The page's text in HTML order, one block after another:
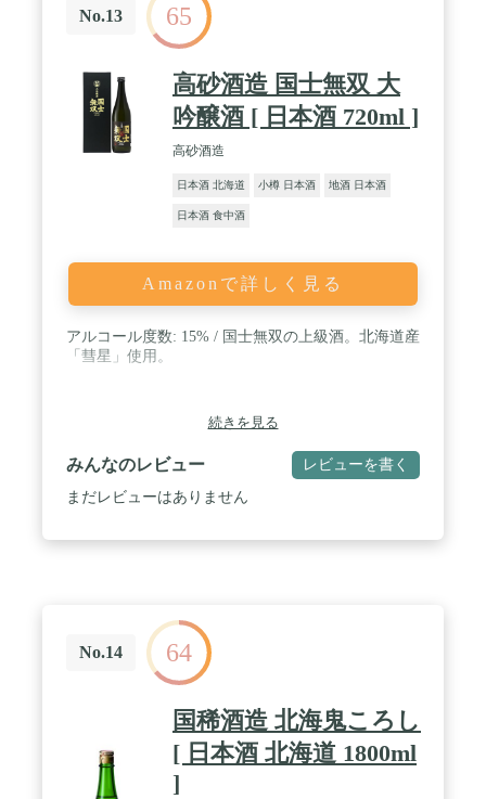
No.13 65
高砂酒造 国士無双 大
吟醸酒 [ 日本酒 720ml ]
高砂酒造
日本酒 北海道 小樽 日本酒 地酒 日本酒
日本酒 食中酒
Amazonで詳しく見る
アルコール度数: 15% / 国士無双の上級酒。北海道産
「彗星」使用。
続きを見る
みんなのレビュー レビューを書く
まだレビューはありません
No.14 64
国稀酒造 北海鬼ころし
[ 日本酒 北海道 1800ml
]